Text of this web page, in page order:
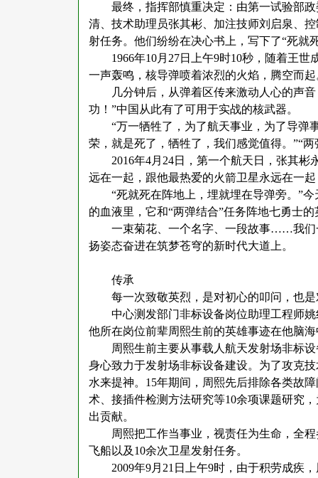
最终，指挥部慎重决定：由第一试验部
清、技术助理员张其彬、加注技师刘启泉、
射任务。他们纷纷在决心书上，写下了“死就
1966年10月27日上午9时10秒，随着王
一声轰鸣，核导弹喷着浓烈的火焰，腾空而起
几分钟后，从弹着区传来激动人心的声音
功！”中国从此有了可用于实战的核武器。
“万一牺牲了，为了航天事业，为了导弹
荣，就是死了，牺牲了，我们感觉值得。”“
2016年4月24日，第一个航天日，张其
远在一起，跟他最热爱的火箭卫星永远在一
“死就死在阵地上，埋就埋在导弹旁。”
的血液里，它和“两弹结合”任务阵地七勇士
一束菊花、一个名字、一段故事……我们
扬姿态奋进在筑梦苍穹的新时代大道上。
传承
每一次致敬英烈，是对初心的叩问，也
中心测发部门非标设备岗位助理工程师
他所在岗位前辈周熙生前的英雄事迹在他脑
周熙生前主要从事载人航天发射场非标
身心致力于发射场非标设备建设。为了攻克
水来提神。 15年期间，周熙先后排除各类故
术、接插件检测方法研究等10余项课题研究
出贡献。
周熙把工作当事业，视责任为生命，全
飞船以及10余次卫星发射任务。
2009年9月21日上午9时，由于积劳成疾